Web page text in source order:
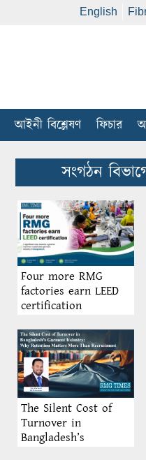
English
আইনী বিশ্লেষণ ফিচার
সংগঠন
Four more RMG
factories earn LEED
certification
The Silent Cost of
Turnover in
Bangladesh’s